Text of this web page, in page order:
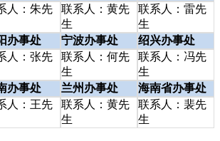
人：朱先
联系人：黄先
生
联系人：雷先
生
办事处 宁波办事处
绍兴办事处
人：张先
联系人：何先
生
联系人：冯先
生
办事处 兰州办事处
海南省办事处
人：王先
联系人：黄先
生
联系人：裴先
生